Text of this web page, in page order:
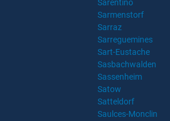
Sarentino
Sarmenstorf
Sarraz
Sarreguemines
Sart-Eustache
Sasbachwalden
Sassenheim
Satow
Satteldorf
Saulces-Monclin